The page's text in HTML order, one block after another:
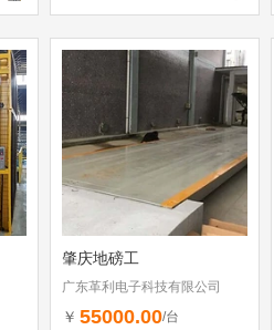
肇庆地磅工
广东革利电子科技有限公司
￥ 55000.00/台